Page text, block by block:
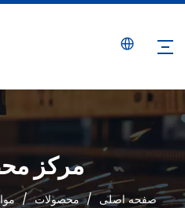
مرکز
صفحه اصلی / محصولات /